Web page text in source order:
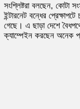
সংশ্লিষ্টরা বলছেন, কোটা
ইন্টারনেট বন্ধের
গেছে। এ ছাড়া দেশে বৈধপথে
ক্যাম্পেইন করছেন অনেক